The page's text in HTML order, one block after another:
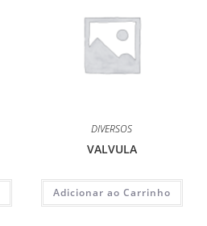
DIVERSOS
VALVULA
Adicionar ao Carrinho